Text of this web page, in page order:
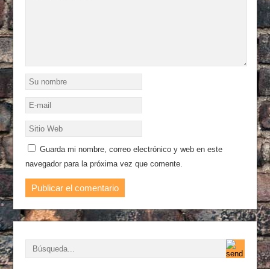
Guarda mi nombre, correo electrónico y web en este
navegador para la próxima vez que comente.